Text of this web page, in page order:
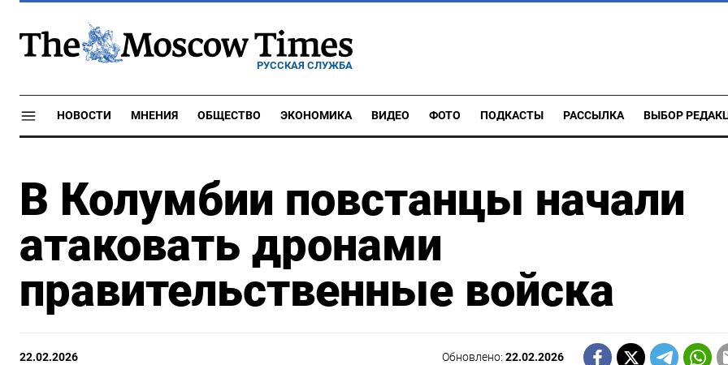
РУССКАЯ СЛУЖБА
НОВОСТИ МНЕНИЯ ОБЩЕСТВО ЭКОНОМИКА ВИДЕО ФОТО ПОДКАСТЫ РАССЫЛКА ВЫБОР
В Колумбии повстанцы начали
атаковать дронами
правительственные войска
22.02.2026 Обновлено:22.02.2026